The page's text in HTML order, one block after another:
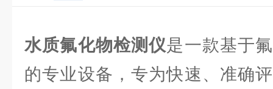
水质氟化物检测仪是一款基于
的专业设备，专为快速、准确